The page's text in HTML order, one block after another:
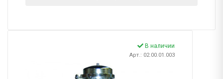
В наличии
Арт.: 02.00.01.003